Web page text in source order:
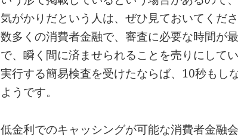
気がかりだという人は、ぜひ見ておいてくださ
数多くの消費者金融で、審査に必要な時間が
で、瞬く間に済ませられることを売りにして
実行する簡易検査を受けたならば、10秒もし
ようです。
低金利でのキャッシングが可能な消費者金融